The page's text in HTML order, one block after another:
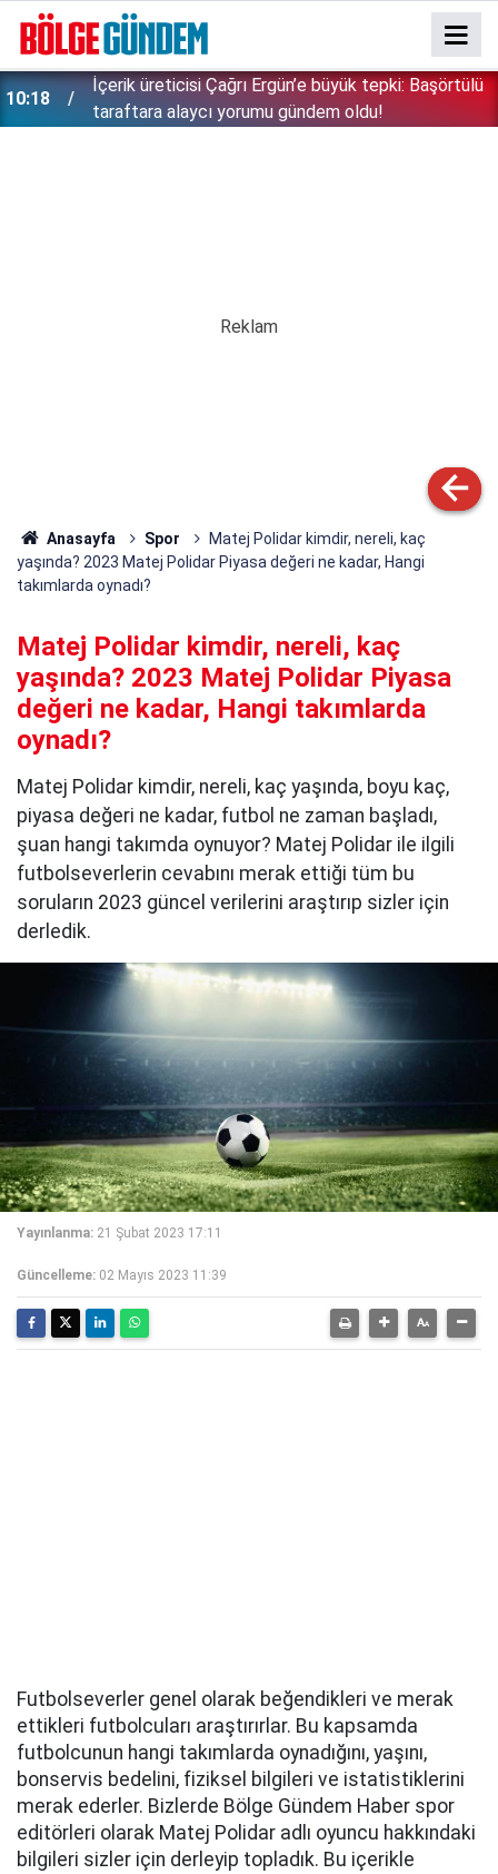
10:18
İçerik üreticisi Çağrı Ergün’e büyük tepki: Başörtülü
taraftara alaycı yorumu gündem oldu!
Anasayfa Spor
Matej Polidar kimdir, nereli, kaç
yaşında? 2023 Matej Polidar Piyasa değeri ne kadar, Hangi
takımlarda oynadı?
Matej Polidar kimdir, nereli, kaç
yaşında? 2023 Matej Polidar Piyasa
değeri ne kadar, Hangi takımlarda
oynadı?
Matej Polidar kimdir, nereli, kaç yaşında, boyu kaç,
piyasa değeri ne kadar, futbol ne zaman başladı,
şuan hangi takımda oynuyor? Matej Polidar ile ilgili
futbolseverlerin cevabını merak ettiği tüm bu
soruların 2023 güncel verilerini araştırıp sizler için
derledik.
Yayınlanma: 21 Şubat 2023 17:11
Güncelleme: 02 Mayıs 2023 11:39
Futbolseverler genel olarak beğendikleri ve merak
ettikleri futbolcuları araştırırlar. Bu kapsamda
futbolcunun hangi takımlarda oynadığını, yaşını,
bonservis bedelini, fiziksel bilgileri ve istatistiklerini
merak ederler. Bizlerde Bölge Gündem Haber spor
editörleri olarak Matej Polidar adlı oyuncu hakkındaki
bilgileri sizler için derleyip topladık. Bu içerikle